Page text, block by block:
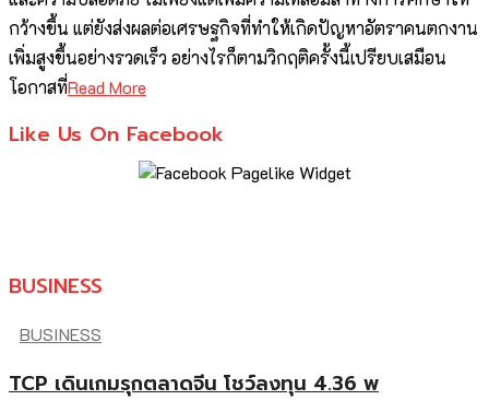
กว้างขึ้น แต่ยังส่งผลต่อเศรษฐกิจที่ทำให้เกิดปัญหาอัตราคนตกงาน
เพิ่มสูงขึ้นอย่างรวดเร็ว อย่างไรก็ตามวิกฤติครั้งนี้เปรียบเสมือน
โอกาสที่Read More
Like Us On Facebook
BUSINESS
BUSINESS
TCP เดินเกมรุกตลาดจีน โชว์ลงทุน 4.36 พ